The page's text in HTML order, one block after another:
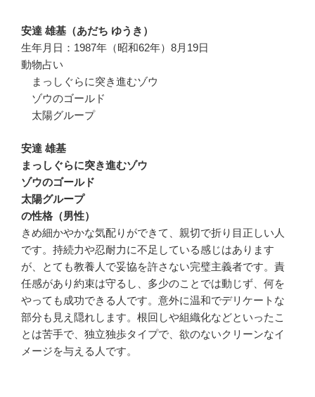
安達 雄基（あだち ゆうき）
生年月日：1987年（昭和62年）8月19日
動物占い
まっしぐらに突き進むゾウ
ゾウのゴールド
太陽グループ
安達 雄基
まっしぐらに突き進むゾウ
ゾウのゴールド
太陽グループ
の性格（男性）
きめ細かやかな気配りができて、親切で折り目正しい人
です。持続力や忍耐力に不足している感じはあります
が、とても教養人で妥協を許さない完璧主義者です。責
任感があり約束は守るし、多少のことでは動じず、何を
やっても成功できる人です。意外に温和でデリケートな
部分も見え隠れします。根回しや組織化などといったこ
とは苦手で、独立独歩タイプで、欲のないクリーンなイ
メージを与える人です。